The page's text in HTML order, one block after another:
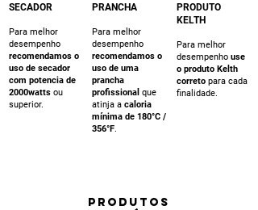
SECADOR
Para melhor
desempenho
recomendamos o
uso de secador
com potencia de
2000watts ou
superior.
PRANCHA
Para melhor
desempenho
recomendamos o
uso de uma
prancha
profissional que
atinja a caloria
mínima de 180°C /
356°F.
PRODUTO
KELTH
Para melhor
desempenho use
o produto Kelth
correto para cada
finalidade.
PRODUTOS